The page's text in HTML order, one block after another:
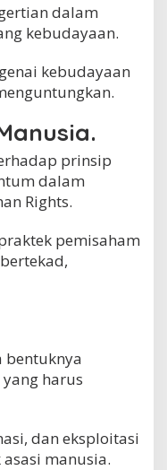
dalam
kebudayaan.
kebudayaan
prinsip
dalam
Rights.
pemisaham
bentuknya
harus
dan eksploitasi
manusia.